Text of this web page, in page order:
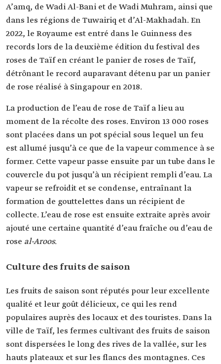
A’amq, de Wadi Al-Bani et de Wadi Muhram, ainsi que
dans les régions de Tuwairiq et d’Al-Makhadah. En
2022, le Royaume est entré dans le Guinness des
records lors de la deuxième édition du festival des
roses de Taïf en créant le panier de roses de Taïf,
détrônant le record auparavant détenu par un panier
de rose réalisé à Singapour en 2018.
La production de l’eau de rose de Taïf a lieu au
moment de la récolte des roses. Environ 13 000 roses
sont placées dans un pot spécial sous lequel un feu
est allumé jusqu’à ce que de la vapeur commence à se
former. Cette vapeur passe ensuite par un tube dans le
couvercle du pot jusqu’à un récipient rempli d’eau. La
vapeur se refroidit et se condense, entraînant la
formation de gouttelettes dans un récipient de
collecte. L’eau de rose est ensuite extraite après avoir
ajouté une certaine quantité d’eau fraîche ou d’eau de
rose al-Aroos.
Culture des fruits de saison
Les fruits de saison sont réputés pour leur excellente
qualité et leur goût délicieux, ce qui les rend
populaires auprès des locaux et des touristes. Dans la
ville de Taïf, les fermes cultivant des fruits de saison
sont dispersées le long des rives de la vallée, sur les
hauts plateaux et sur les flancs des montagnes. Ces